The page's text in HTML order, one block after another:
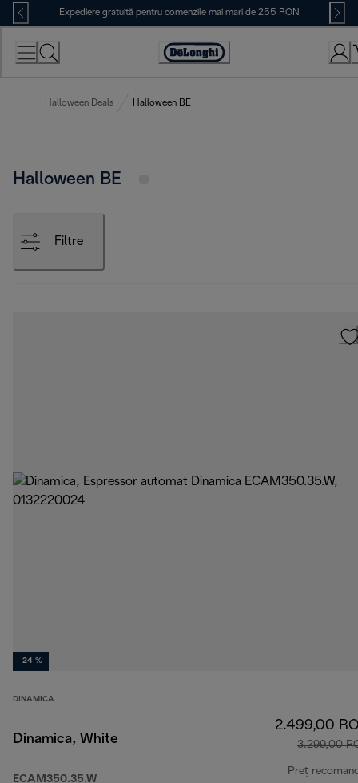
Skip
to
Content
Expediere gratuită pentru comenzile mai mari de 255 RON
Accessibility
Halloween Deals Halloween BE
Halloween BE
Filtre
-24 %
DINAMICA
Dinamica, White
ECAM350.35.W
2.499,00
3.299,00
Preț